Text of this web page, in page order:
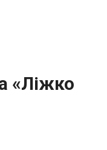
«Ліжко